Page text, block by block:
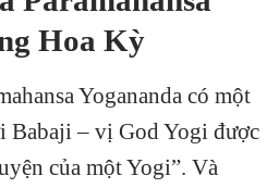
Hoa Kỳ
Yogananda có một
Babaji – vị God Yogi được
của một Yogi”. Và